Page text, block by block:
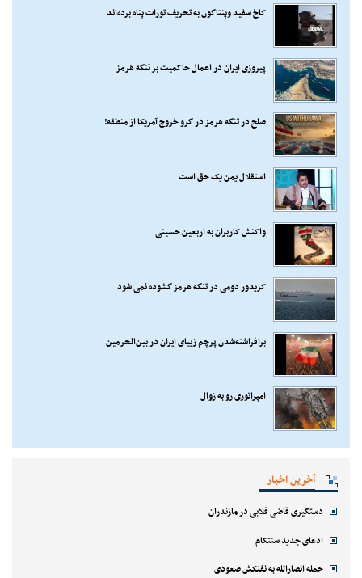
کاخ سفید وپنتاگون به تحریف تورات پناه برده‌اند
پیروزی ایران در اعمال حاکمیت بر تنگه هرمز
صلح در تنگه هرمز در گرو خروج آمریکا از منطقه!
استقلال یمن یک حق است
واکنش کاربران به اربعین حسینی
کریدور دومی در تنگه هرمز گشوده نمی شود
برافراشته‌شدن پرچم زیبای ایران در بین‌الحرمین
امپراتوری رو به زوال
آخرین اخبار
دستگیری قاضی قلابی در مازندران
ادعای جدید سنتکام
حمله انصارالله به نفتکش صعودی